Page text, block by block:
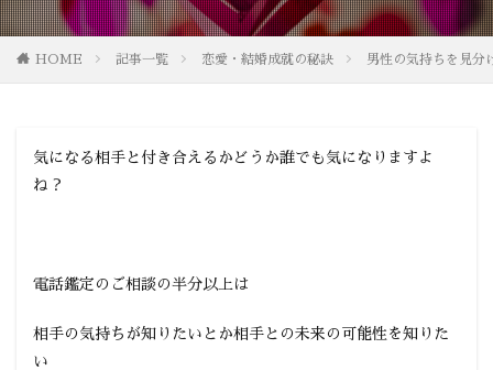
HOME 記事一覧 恋愛・結婚成就の秘訣 男性の気持ちを見分
気になる相手と付き合えるかどうか誰でも気になりますよ
ね？
電話鑑定のご相談の半分以上は
相手の気持ちが知りたいとか相手との未来の可能性を知りた
い